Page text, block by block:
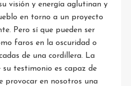
visión y energía aglutinan y
en torno a un proyecto
Pero sí que pueden ser
faros en la oscuridad o
de una cordillera. La
testimonio es capaz de
provocar en nosotros una